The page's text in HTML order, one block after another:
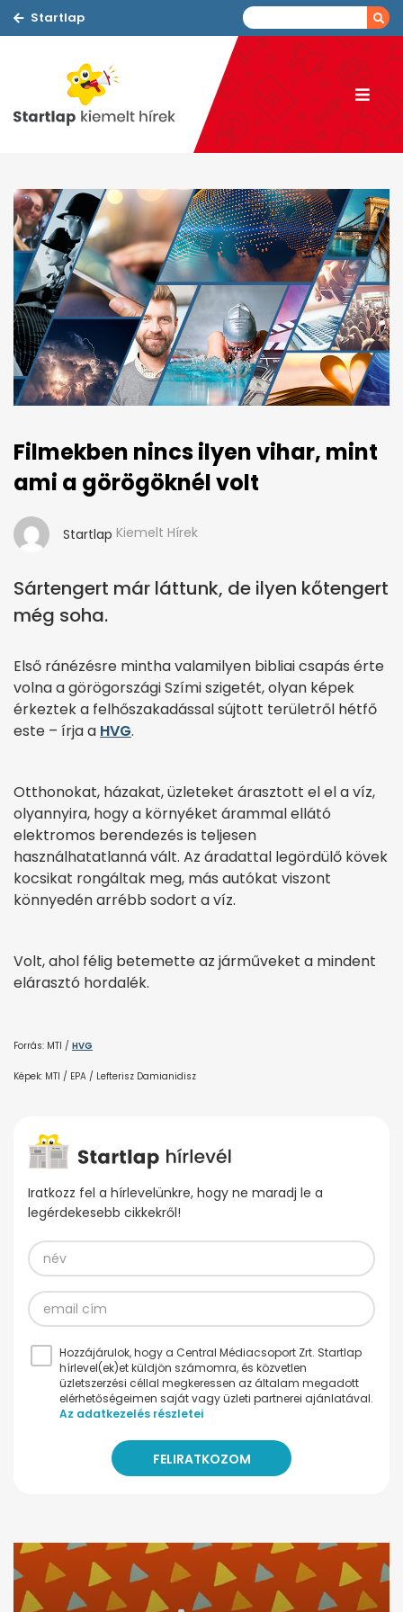
Startlap
Filmekben nincs ilyen vihar, mint
ami a görögöknél volt
Startlap Kiemelt Hírek
Sártengert már láttunk, de ilyen kőtengert
még soha.
Első ránézésre mintha valamilyen bibliai csapás érte
volna a görögországi Szími szigetét, olyan képek
érkeztek a felhőszakadással sújtott területről hétfő
este – írja a HVG.
Otthonokat, házakat, üzleteket árasztott el el a víz,
olyannyira, hogy a környéket árammal ellátó
elektromos berendezés is teljesen
használhatatlanná vált. Az áradattal legördülő kövek
kocsikat rongáltak meg, más autókat viszont
könnyedén arrébb sodort a víz.
Volt, ahol félig betemette az járműveket a mindent
elárasztó hordalék.
Forrás: MTI / HVG
Képek: MTI / EPA / Lefterisz Damianidisz
Iratkozz fel a hírlevelünkre, hogy ne maradj le a
legérdekesebb cikkekről!
Hozzájárulok, hogy a Central Médiacsoport Zrt. Startlap
hírlevel(ek)et küldjön számomra, és közvetlen
üzletszerzési céllal megkeressen az általam megadott
elérhetőségeimen saját vagy üzleti partnerei ajánlatával.
Az adatkezelés részletei